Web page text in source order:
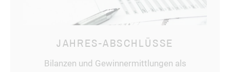
JAHRES-ABSCHLÜSSE
Bilanzen und Gewinnermittlungen als